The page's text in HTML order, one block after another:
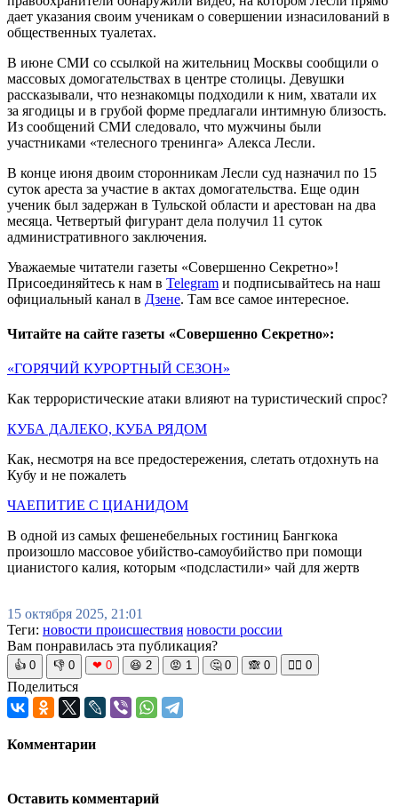
дает указания своим ученикам о совершении изнасилований в
общественных туалетах.
В июне СМИ со ссылкой на жительниц Москвы сообщили о
массовых домогательствах в центре столицы. Девушки
рассказывали, что незнакомцы подходили к ним, хватали их
за ягодицы и в грубой форме предлагали интимную близость.
Из сообщений СМИ следовало, что мужчины были
участниками «телесного тренинга» Алекса Лесли.
В конце июня двоим сторонникам Лесли суд назначил по 15
суток ареста за участие в актах домогательства. Еще один
ученик был задержан в Тульской области и арестован на два
месяца. Четвертый фигурант дела получил 11 суток
административного заключения.
Уважаемые читатели газеты «Совершенно Секретно»!
Присоединяйтесь к нам в Telegram и подписывайтесь на наш
официальный канал в Дзене. Там все самое интересное.
Читайте на сайте газеты «Совершенно Секретно»:
«ГОРЯЧИЙ КУРОРТНЫЙ СЕЗОН»
Как террористические атаки влияют на туристический спрос?
КУБА ДАЛЕКО, КУБА РЯДОМ
Как, несмотря на все предостережения, слетать отдохнуть на
Кубу и не пожалеть
ЧАЕПИТИЕ С ЦИАНИДОМ
В одной из самых фешенебельных гостиниц Бангкока
произошло массовое убийство-самоубийство при помощи
цианистого калия, которым «подсластили» чай для жертв
15 октября 2025, 21:01
Теги: новости происшествия новости россии
Вам понравилась эта публикация?
👍 0 👎 0 ❤ 0 😆 2 😡 1 🤔 0 🙈 0 🧘‍♀️ 0
Поделиться
Комментарии
Оставить комментарий